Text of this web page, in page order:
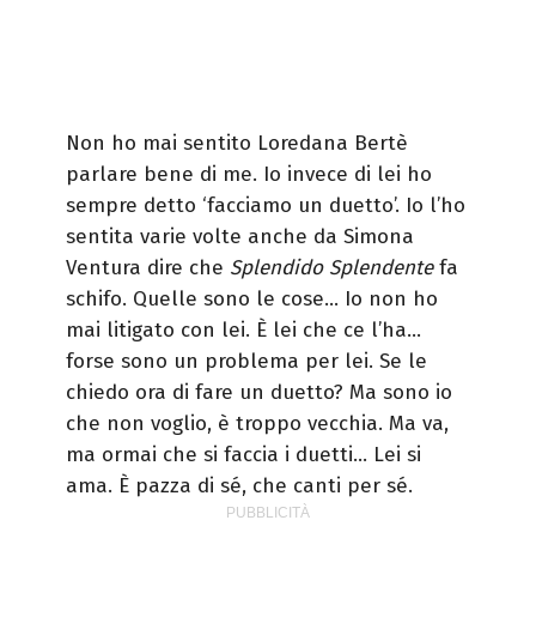
Non ho mai sentito Loredana Bertè
parlare bene di me. Io invece di lei ho
sempre detto ‘facciamo un duetto’. Io l’ho
sentita varie volte anche da Simona
Ventura dire che Splendido Splendentefa
schifo. Quelle sono le cose… Io non ho
mai litigato con lei. È lei che ce l’ha…
forse sono un problema per lei. Se le
chiedo ora di fare un duetto? Ma sono io
che non voglio, è troppo vecchia. Ma va,
ma ormai che si faccia i duetti… Lei si
ama. È pazza di sé, che canti per sé.